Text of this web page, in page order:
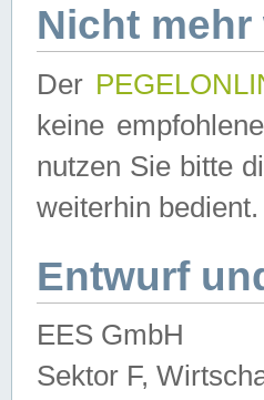
Nicht
Der
keine
nutzen Sie bitte
weiterhin bedient.
Entwurf
EES GmbH
Sektor F,